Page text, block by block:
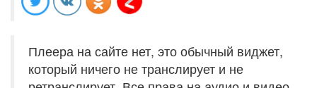
Плеера на сайте нет, это обычный виджет,
который ничего не транслирует и не